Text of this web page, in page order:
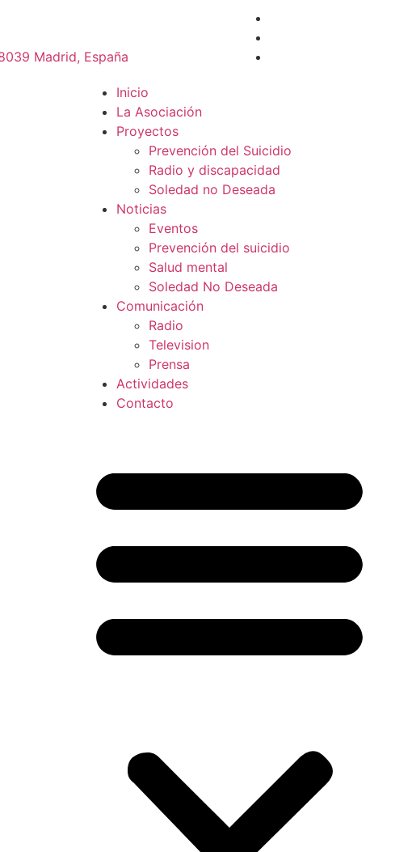
Madrid, España
Inicio
La Asociación
Proyectos
Prevención del Suicidio
Radio y discapacidad
Soledad no Deseada
Noticias
Eventos
Prevención del suicidio
Salud mental
Soledad No Deseada
Comunicación
Radio
Television
Prensa
Actividades
Contacto